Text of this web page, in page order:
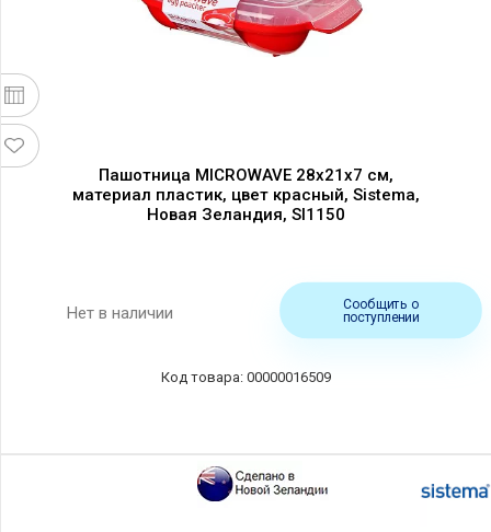
Пашотница MICROWAVE 28х21х7 см,
материал пластик, цвет красный, Sistema,
Новая Зеландия, SI1150
Нет в наличии
Сообщить о
поступлении
00000016509